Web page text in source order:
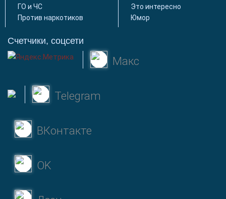
ГО и ЧС
Против наркотиков
Это интересно
Юмор
Счетчики, соцсети
Макс
Telegram
ВКонтакте
OK